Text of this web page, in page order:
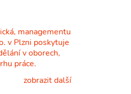
managementu
v Plzni poskytuje
v oborech,
práce.
zobrazit další